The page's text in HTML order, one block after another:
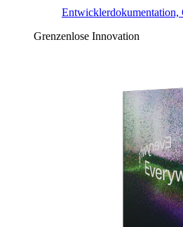
Entwicklerdokumentation,
Grenzenlose Innovation